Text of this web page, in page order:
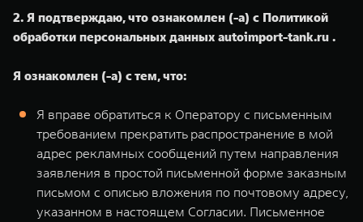
2. Я подтверждаю, что ознакомлен (-а) с Политикой
обработки персональных данных autoimport-tank.ru .
Я ознакомлен (-а) с тем, что:
Я вправе обратиться к Оператору с письменным
требованием прекратить распространение в мой
адрес рекламных сообщений путем направления
заявления в простой письменной форме заказным
письмом с описью вложения по почтовому адресу,
указанном в настоящем Согласии. Письменное